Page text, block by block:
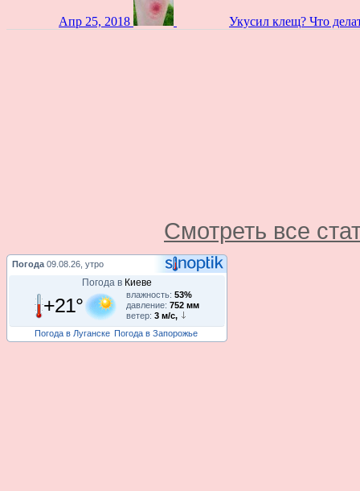
Апр 25, 2018 Укусил клещ? Что
Смотреть все
Погода 09.08.26, утро
Погода в Киеве
+21° влажность: 53%
давление: 752 мм
ветер: 3 м/с,
Погода в Луганске Погода в Запорожье